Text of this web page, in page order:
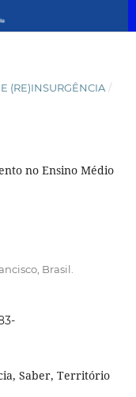
(RE)INSURGÊNCIA /
no Ensino Médio
Brasil.
Saber, Território